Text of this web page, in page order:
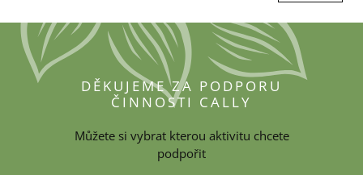
DĚKUJEME ZA PODPORU
ČINNOSTI CALLY
Můžete si vybrat kterou aktivitu chcete
podpořit